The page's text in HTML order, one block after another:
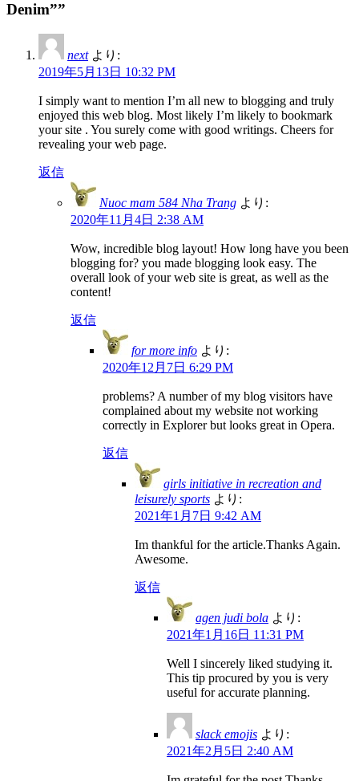
Denim””
next より:
2019年5月13日 10:32 PM
I simply want to mention I’m all new to blogging and truly
enjoyed this web blog. Most likely I’m likely to bookmark
your site . You surely come with good writings. Cheers for
revealing your web page.
返信
Nuoc mam 584 Nha Trang より:
2020年11月4日 2:38 AM
Wow, incredible blog layout! How long have you been
blogging for? you made blogging look easy. The
overall look of your web site is great, as well as the
content!
返信
for more info より:
2020年12月7日 6:29 PM
problems? A number of my blog visitors have
complained about my website not working
correctly in Explorer but looks great in Opera.
返信
girls initiative in recreation and
leisurely sports より:
2021年1月7日 9:42 AM
Im thankful for the article.Thanks Again.
Awesome.
返信
agen judi bola より:
2021年1月16日 11:31 PM
Well I sincerely liked studying it.
This tip procured by you is very
useful for accurate planning.
slack emojis より:
2021年2月5日 2:40 AM